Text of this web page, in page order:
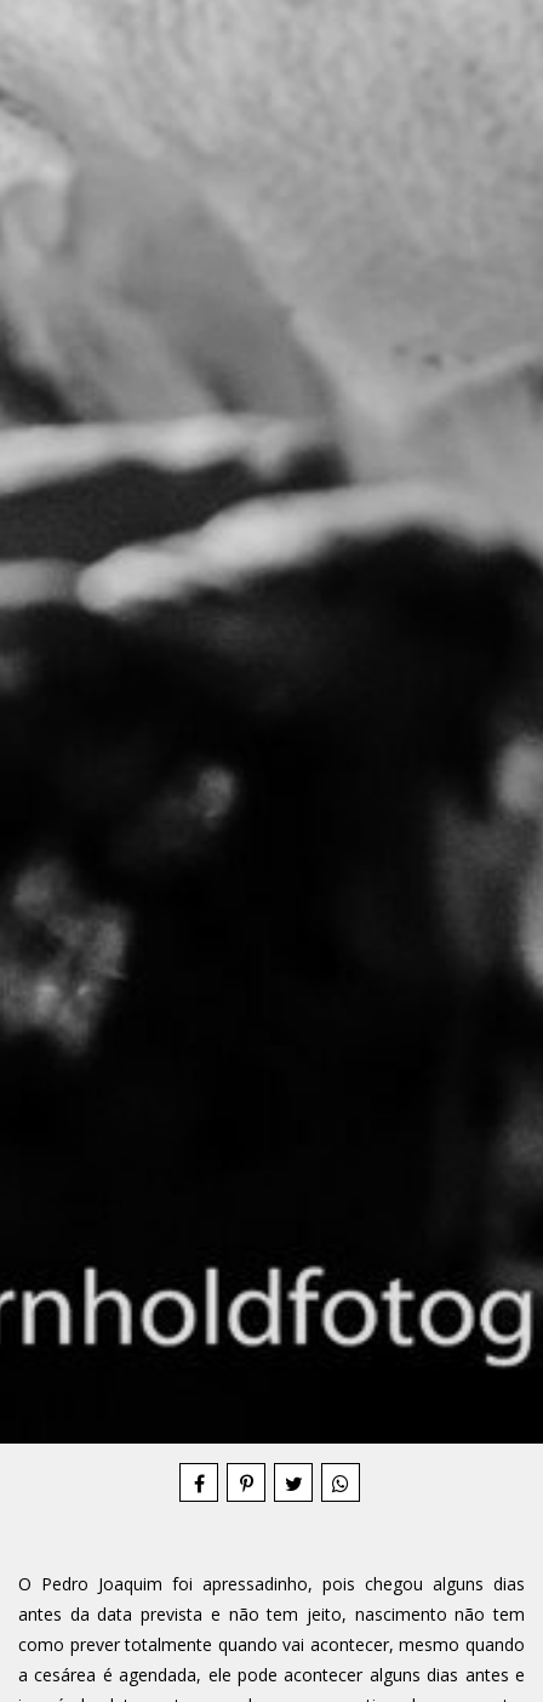
O Pedro Joaquim foi apressadinho, pois chegou alguns dias
antes da data prevista e não tem jeito, nascimento não tem
como prever totalmente quando vai acontecer, mesmo quando
a cesárea é agendada, ele pode acontecer alguns dias antes e